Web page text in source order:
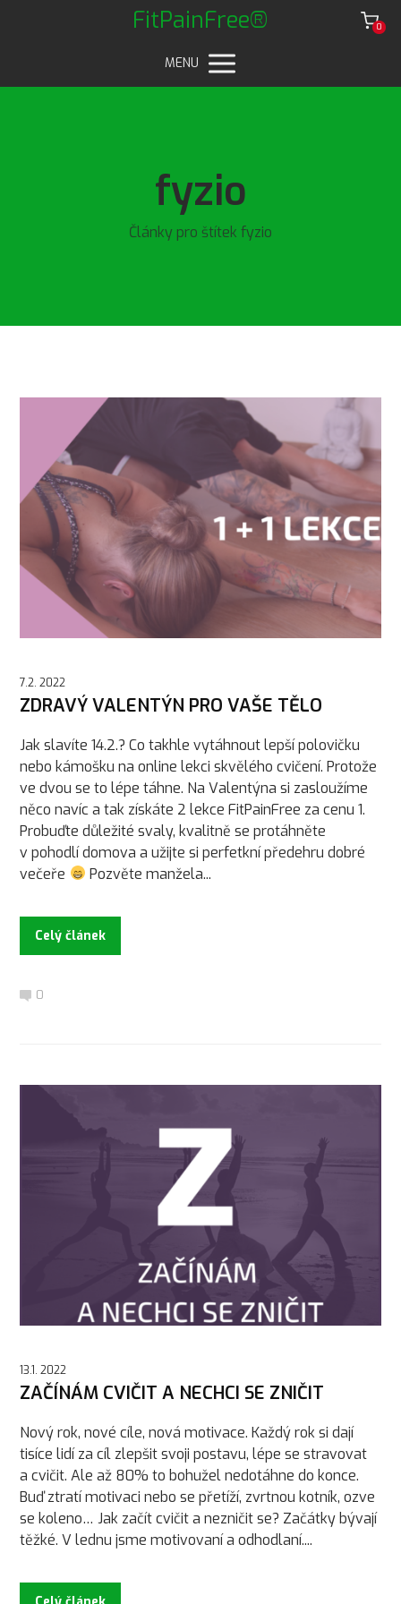
FitPainFree® 0
MENU
fyzio
Články pro štítek fyzio
7.2. 2022
ZDRAVÝ VALENTÝN PRO VAŠE TĚLO
Jak slavíte 14.2.? Co takhle vytáhnout lepší polovičku
nebo kámošku na online lekci skvělého cvičení. Protože
ve dvou se to lépe táhne. Na Valentýna si zasloužíme
něco navíc a tak získáte 2 lekce FitPainFree za cenu 1.
Probuďte důležité svaly, kvalitně se protáhněte
v pohodlí domova a užijte si perfetkní předehru dobré
večeře
Pozvěte manžela...
Celý článek
0
13.1. 2022
ZAČÍNÁM CVIČIT A NECHCI SE ZNIČIT
Nový rok, nové cíle, nová motivace. Každý rok si dají
tisíce lidí za cíl zlepšit svoji postavu, lépe se stravovat
a cvičit. Ale až 80% to bohužel nedotáhne do konce.
Buď ztratí motivaci nebo se přetíží, zvrtnou kotník, ozve
se koleno… Jak začít cvičit a nezničit se? Začátky bývají
těžké. V lednu jsme motivovaní a odhodlaní....